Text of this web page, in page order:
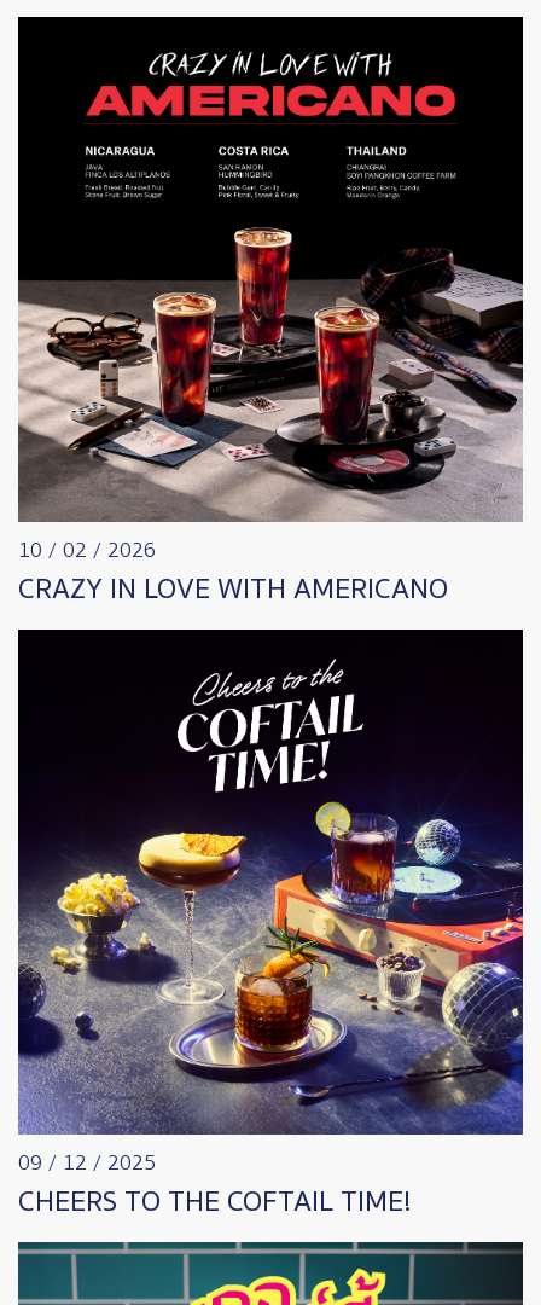
10 / 02 / 2026
CRAZY IN LOVE WITH AMERICANO
09 / 12 / 2025
CHEERS TO THE COFTAIL TIME!